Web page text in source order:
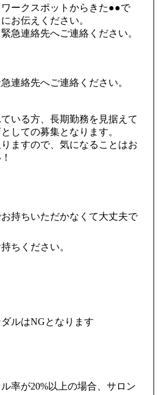
ークスポットからきた●●で
お伝えください。
急連絡先へご連絡ください。
連絡先へご連絡ください。
いる方、長期勤務を見据えて
しての募集となります。
ますので、気になることはお
持ちいただかなくて大丈夫で
ちください。
ルはNGとなります
率が20%以上の場合、サロン